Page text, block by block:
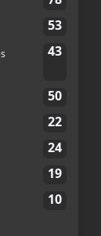
de
une
trip,
. On y célèbre
jaloux.